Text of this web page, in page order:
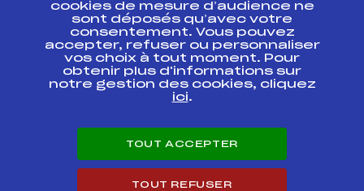
Projet de performance fédéral
Antidopage
Pôle Développement, Formation, Suivi
Scientifique
Listes ministérielles
Pôle vie de l’athlète
Enseignement professionnel
Carrières
cookies de mesure d’audience ne
sont déposés qu’avec votre
consentement. Vous pouvez
accepter, refuser ou personnaliser
vos choix à tout moment. Pour
obtenir plus d'informations sur
notre gestion des cookies, cliquez
ici.
TOUT ACCEPTER
TOUT REFUSER